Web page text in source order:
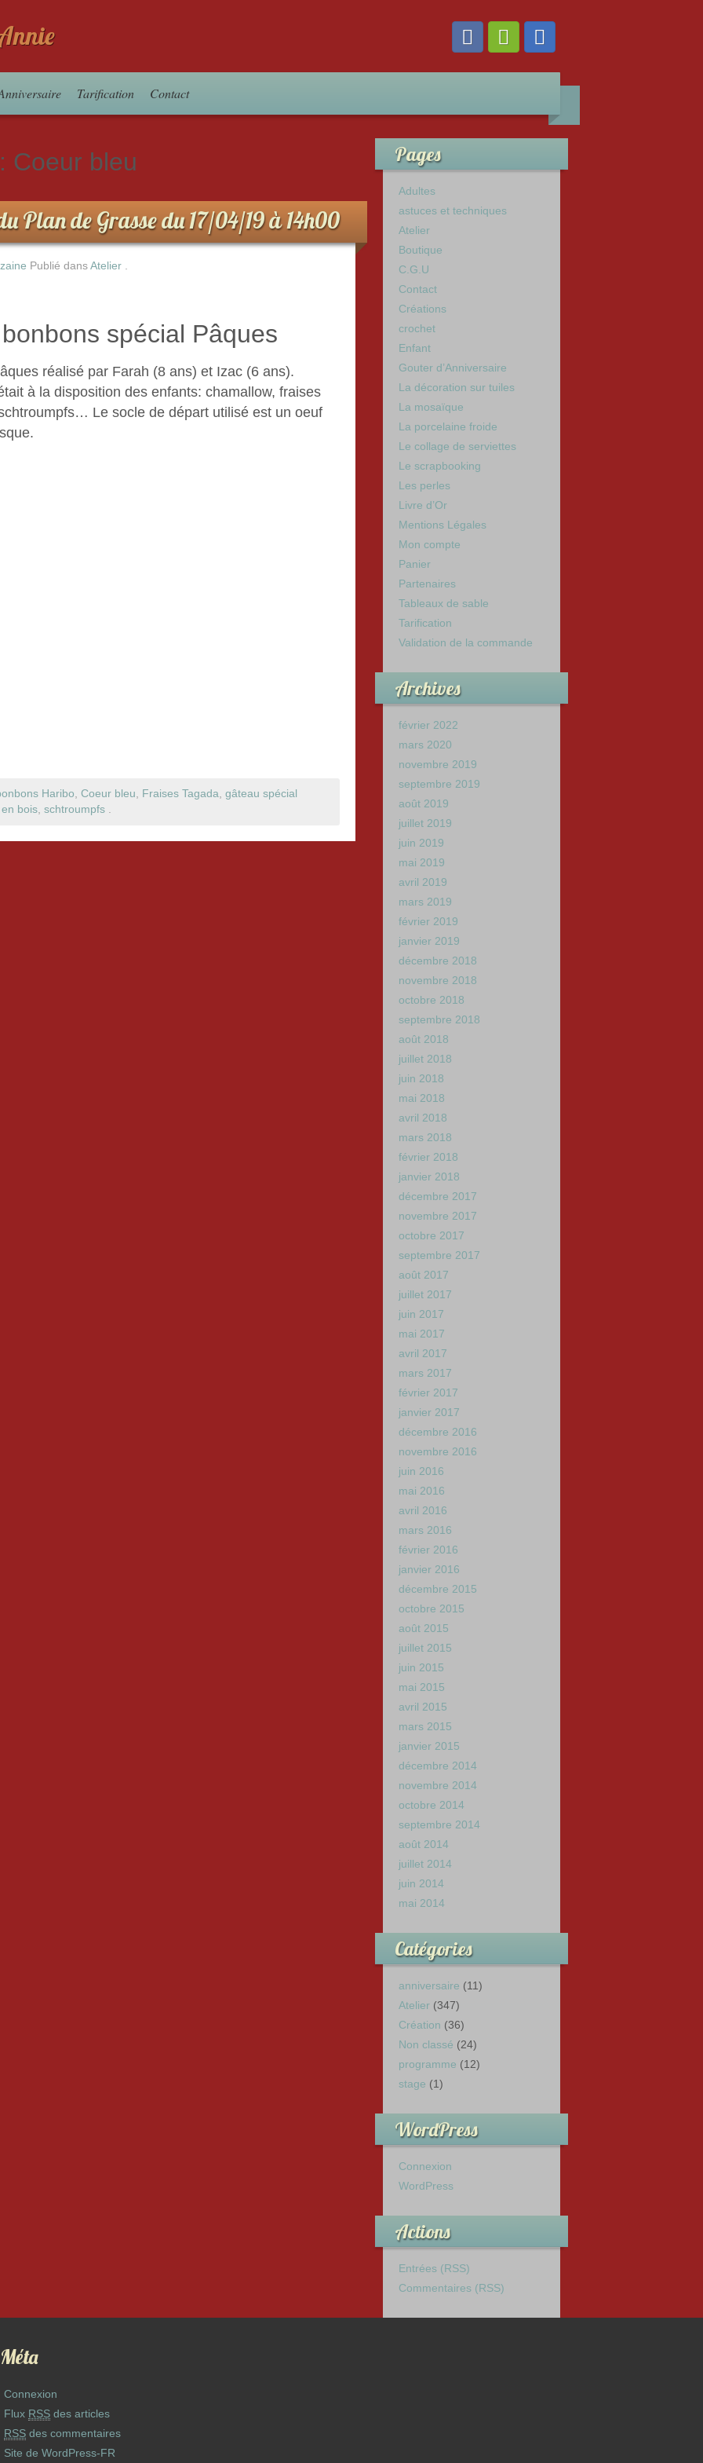
Tarification Contact
Coeur bleu
Plan de Grasse du 17/04/19 à 14h00
Publié dans Atelier .
spécial Pâques
réalisé par Farah (8 ans) et Izac (6 ans).
à la disposition des enfants: chamallow, fraises
Le socle de départ utilisé est un oeuf
Haribo, Coeur bleu, Fraises Tagada, gâteau spécial
bois, schtroumpfs .
Pages
Adultes
astuces et techniques
Atelier
Boutique
C.G.U
Contact
Créations
crochet
Enfant
Gouter d’Anniversaire
La décoration sur tuiles
La mosaïque
La porcelaine froide
Le collage de serviettes
Le scrapbooking
Les perles
Livre d’Or
Mentions Légales
Mon compte
Panier
Partenaires
Tableaux de sable
Tarification
Validation de la commande
Archives
février 2022
mars 2020
novembre 2019
septembre 2019
août 2019
juillet 2019
juin 2019
mai 2019
avril 2019
mars 2019
février 2019
janvier 2019
décembre 2018
novembre 2018
octobre 2018
septembre 2018
août 2018
juillet 2018
juin 2018
mai 2018
avril 2018
mars 2018
février 2018
janvier 2018
décembre 2017
novembre 2017
octobre 2017
septembre 2017
août 2017
juillet 2017
juin 2017
mai 2017
avril 2017
mars 2017
février 2017
janvier 2017
décembre 2016
novembre 2016
juin 2016
mai 2016
avril 2016
mars 2016
février 2016
janvier 2016
décembre 2015
octobre 2015
août 2015
juillet 2015
juin 2015
mai 2015
avril 2015
mars 2015
janvier 2015
décembre 2014
novembre 2014
octobre 2014
septembre 2014
août 2014
juillet 2014
juin 2014
mai 2014
Catégories
anniversaire (11)
Atelier(347)
Création (36)
Non classé (24)
programme (12)
stage (1)
WordPress
Connexion
WordPress
Actions
Entrées (RSS)
Commentaires (RSS)
Méta
Connexion
Flux RSS des articles
RSS des commentaires
Site de WordPress-FR